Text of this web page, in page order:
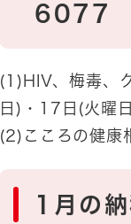
6077
(1)HIV、梅毒、
日)・17日(火曜
(2)こころの健康
1月の